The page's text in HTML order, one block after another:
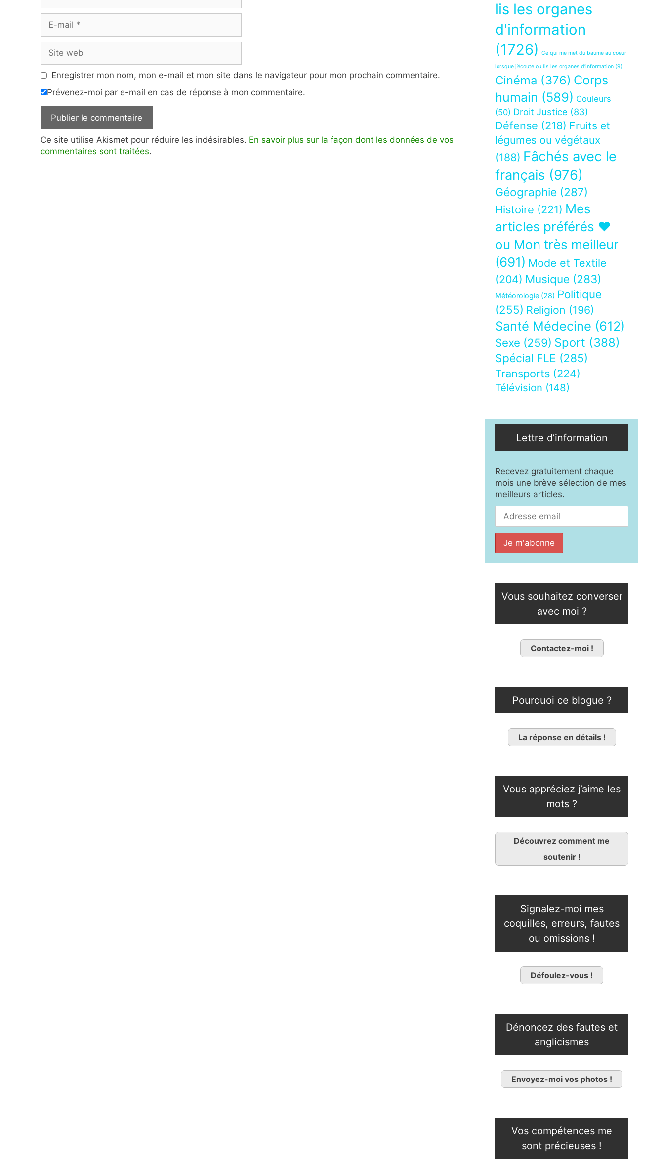
mail
web
Enregistrer mon nom, mon e-mail et mon site dans le navigateur pour mon prochain commentaire.
Prévenez-moi par e-mail en cas de réponse à mon commentaire.
Ce site utilise Akismet pour réduire les indésirables. En savoir plus sur la façon dont les données de vos
commentaires sont traitées.
lis les organes
d'information
(1726)
Ce qui me met du baume au coeur
lorsque j’écoute ou lis les organes d’information (9)
Cinéma (376) Corps
humain (589) Couleurs
(50) Droit Justice (83)
Défense (218) Fruits et
légumes ou végétaux
(188) Fâchés avec le
français (976)
Géographie (287)
Histoire (221) Mes
articles préférés ❤
ou Mon très meilleur
(691) Mode et Textile
(204) Musique (283)
Météorologie (28) Politique
(255) Religion (196)
Santé Médecine (612)
Sexe (259) Sport (388)
Spécial FLE (285)
Transports (224)
Télévision (148)
Lettre d’information
Recevez gratuitement chaque
mois une brève sélection de mes
meilleurs articles.
Vous souhaitez converser
avec moi ?
Contactez-moi !
Pourquoi ce blogue ?
La réponse en détails !
Vous appréciez j’aime les
mots ?
Découvrez comment me
soutenir !
Signalez-moi mes
coquilles, erreurs, fautes
ou omissions !
Défoulez-vous !
Dénoncez des fautes et
anglicismes
Envoyez-moi vos photos !
Vos compétences me
sont précieuses !